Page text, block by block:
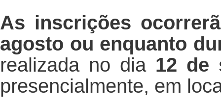
As inscrições
agosto ou enquanto
realizada no dia 12 de
presencialmente, em